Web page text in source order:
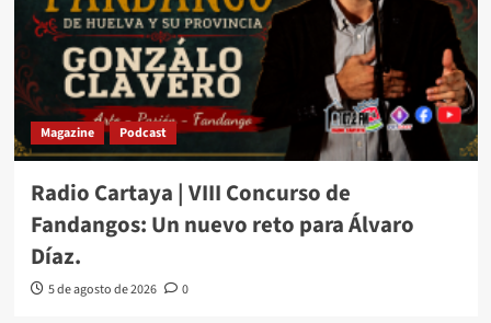
Magazine Podcast
Radio Cartaya | VIII Concurso de
Fandangos: Un nuevo reto para Álvaro
Díaz.
5 de agosto de 2026 0